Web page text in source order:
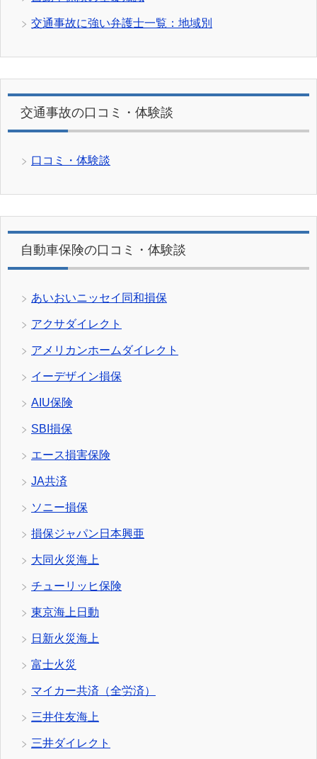
交通事故に強い弁護士一覧：地域別
交通事故の口コミ・体験談
口コミ・体験談
自動車保険の口コミ・体験談
あいおいニッセイ同和損保
アクサダイレクト
アメリカンホームダイレクト
イーデザイン損保
AIU保険
SBI損保
エース損害保険
JA共済
ソニー損保
損保ジャパン日本興亜
大同火災海上
チューリッヒ保険
東京海上日動
日新火災海上
富士火災
マイカー共済（全労済）
三井住友海上
三井ダイレクト